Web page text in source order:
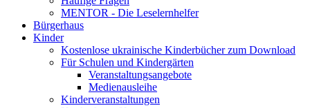
MENTOR - Die Leselernhelfer
Bürgerhaus
Kinder
Kostenlose ukrainische Kinderbücher zum Download
Für Schulen und Kindergärten
Veranstaltungsangebote
Medienausleihe
Kinderveranstaltungen